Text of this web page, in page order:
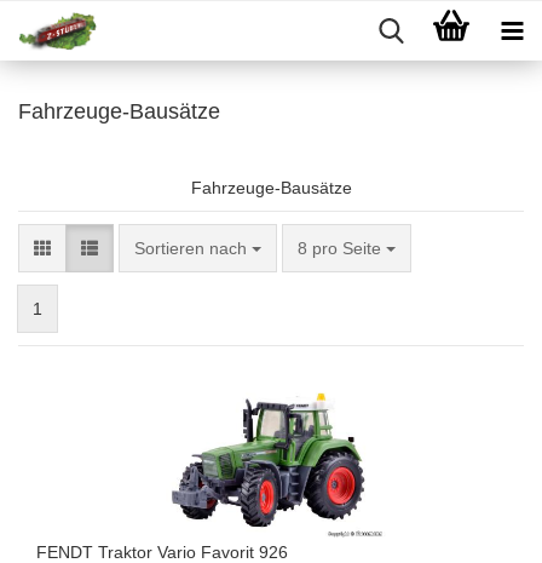
Fahrzeuge-Bausätze
Fahrzeuge-Bausätze
Sortieren nach
Sortieren nach 8 pro Seite
pro Seite
1
FENDT Traktor Vario Favorit 926